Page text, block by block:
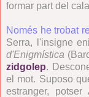
formar part del
Només he trobat
Serra, l'insigne
d'Enigmística
zidgolep.
el mot. Suposo
estranger,